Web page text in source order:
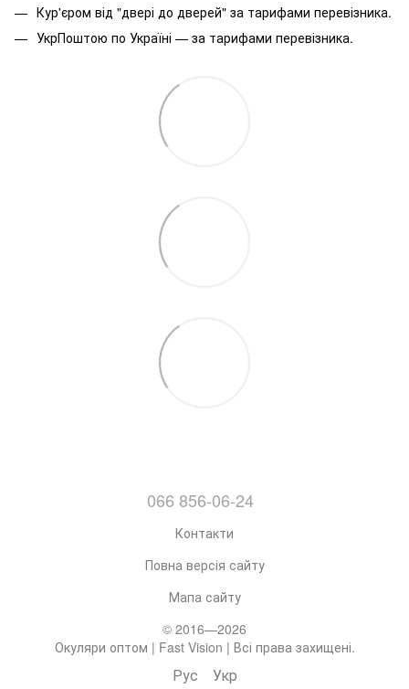
Кур'єром від "двері до дверей" за тарифами перевізника.
УкрПоштою по Україні — за тарифами перевізника.
066 856-06-24
Контакти
Повна версія сайту
Мапа сайту
© 2016—2026
Окуляри оптом | Fast Vision | Всі права захищені.
Рус Укр